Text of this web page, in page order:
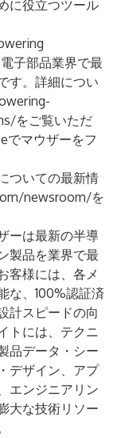
に役立つツール
子部品業界で最
す。詳細につい
をご覧いただ
でマウザーをフ
ついての最新情
newsroom/を
ーは最新の半導
製品を業界で最
客様には、各メ
な、100%認証済
計スピードの向
には、 テクニ
品データ・シー
デザイン、アプ
エンジニアリン
大な技術リソー